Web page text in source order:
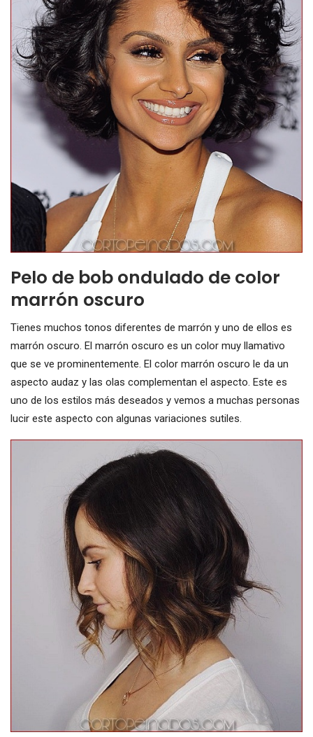
Pelo de bob ondulado de color
marrón oscuro
Tienes muchos tonos diferentes de marrón y uno de ellos es
marrón oscuro. El marrón oscuro es un color muy llamativo
que se ve prominentemente. El color marrón oscuro le da un
aspecto audaz y las olas complementan el aspecto. Este es
uno de los estilos más deseados y vemos a muchas personas
lucir este aspecto con algunas variaciones sutiles.